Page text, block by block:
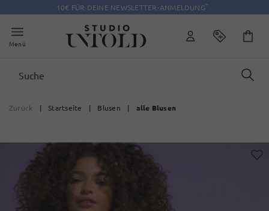
10€ FÜR DEINE NEWSLETTER-ANMELDUNG*
Menü
Zurück | Startseite | Blusen | alle Blusen